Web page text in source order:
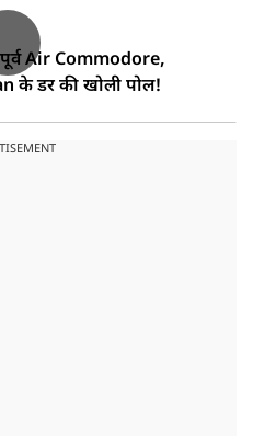
Air Commodore,
के डर की खोली पोल!